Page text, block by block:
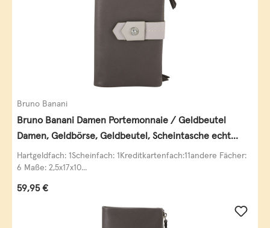
Bruno Banani
Bruno Banani Damen Portemonnaie / Geldbeutel
Damen, Geldbörse, Geldbeutel, Scheintasche echt
Leder
Hartgeldfach: 1Scheinfach: 1Kreditkartenfach:11andere Fächer:
6 Maße: 2,5x17x10...
Regulärer Preis:
59,95 €